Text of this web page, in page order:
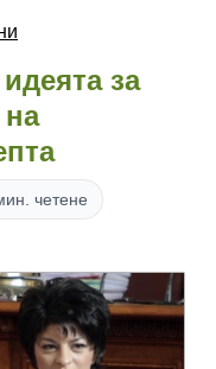
за
на
четене